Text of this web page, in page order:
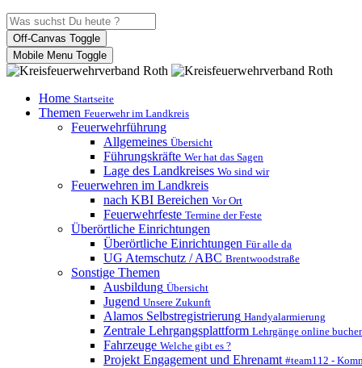
Off-Canvas Toggle
Mobile Menu Toggle
Home Startseite
Themen Feuerwehr im Landkreis
Feuerwehrführung
Allgemeines Übersicht
Führungskräfte Wer hat das Sagen
Lage des Landkreises Wo sind wir
Feuerwehren im Landkreis
nach KBI Bereichen Vor Ort
Feuerwehrfeste Termine der Feste
Überörtliche Einrichtungen
Überörtliche Einrichtungen Für alle da
UG Atemschutz / ABC Brentwoodstraße
Sonstige Themen
Ausbildung Übersicht
Jugend Unsere Zukunft
Alamos Selbstregistrierung Handyalarmierung
Zentrale Lehrgangsplattform Lehrgänge online
Fahrzeuge Welche gibt es ?
Projekt Engagement und Ehrenamt #team112 -